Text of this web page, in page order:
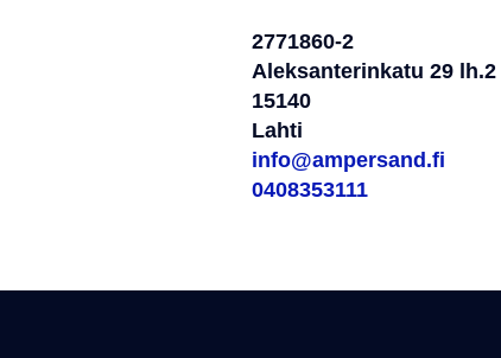
2771860-2
Aleksanterinkatu 29 lh.2
15140
Lahti
info@ampersand.fi
0408353111